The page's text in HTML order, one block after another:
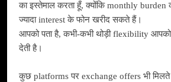
का इस्तेमाल करता हूँ, क्योंकि monthly burden
ज्यादा interest के फोन खरीद सकते हैं।
आपको पता है, कभी-कभी थोड़ी flexibility आपको
देती है।
कुछ platforms पर exchange offers भी